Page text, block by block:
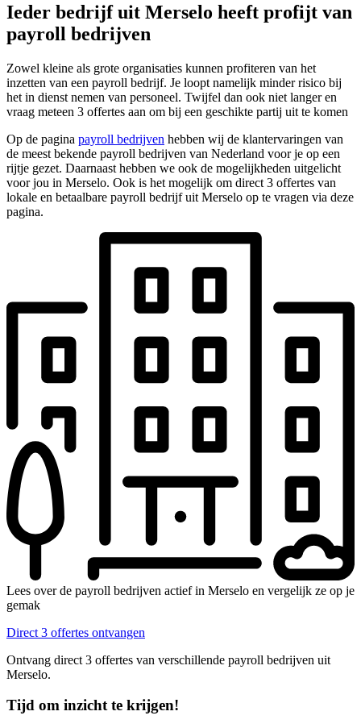
Ieder bedrijf uit Merselo heeft profijt van
payroll bedrijven
Zowel kleine als grote organisaties kunnen profiteren van het
inzetten van een payroll bedrijf. Je loopt namelijk minder risico bij
het in dienst nemen van personeel. Twijfel dan ook niet langer en
vraag meteen 3 offertes aan om bij een geschikte partij uit te komen
Op de pagina payroll bedrijven hebben wij de klantervaringen van
de meest bekende payroll bedrijven van Nederland voor je op een
rijtje gezet. Daarnaast hebben we ook de mogelijkheden uitgelicht
voor jou in Merselo. Ook is het mogelijk om direct 3 offertes van
lokale en betaalbare payroll bedrijf uit Merselo op te vragen via deze
pagina.
Lees over de payroll bedrijven actief in Merselo en vergelijk ze op je
gemak
Direct 3 offertes ontvangen
Ontvang direct 3 offertes van verschillende payroll bedrijven uit
Merselo.
Tijd om inzicht te krijgen!